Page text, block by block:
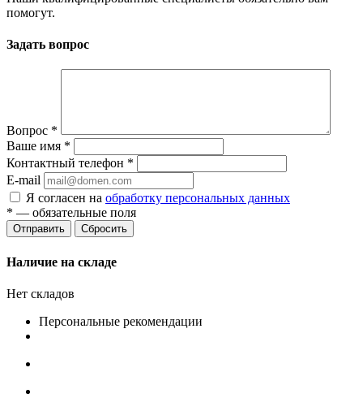
помогут.
Задать вопрос
Вопрос *
Ваше имя *
Контактный телефон *
E-mail
Я согласен на обработку персональных данных
* — обязательные поля
Сбросить
Наличие на складе
Нет складов
Персональные рекомендации